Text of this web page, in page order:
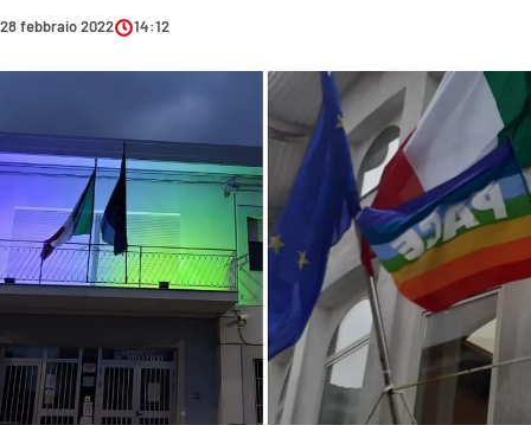
SANITÀ
SOCIETÀ
CULTURA
ECONOMIA E LAVORO
EVENTI
SPORT
Streaming
28 febbraio 2022 14:12